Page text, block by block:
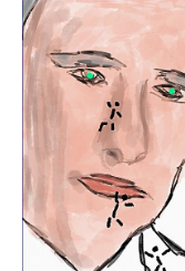
ARCHIV
ROZHOVORY
TÉMATA
NEJČTENĚJŠÍ ZA 7 DNÍ
AUTOŘI